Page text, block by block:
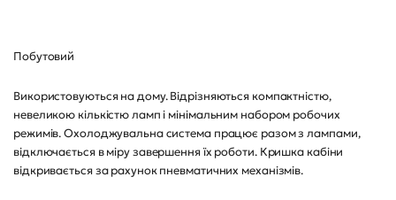
Побутовий
Використовуються на дому. Відрізняються компактністю,
невеликою кількістю ламп і мінімальним набором робочих
режимів. Охолоджувальна система працює разом з лампами,
відключається в міру завершення їх роботи. Кришка кабіни
відкривається за рахунок пневматичних механізмів.